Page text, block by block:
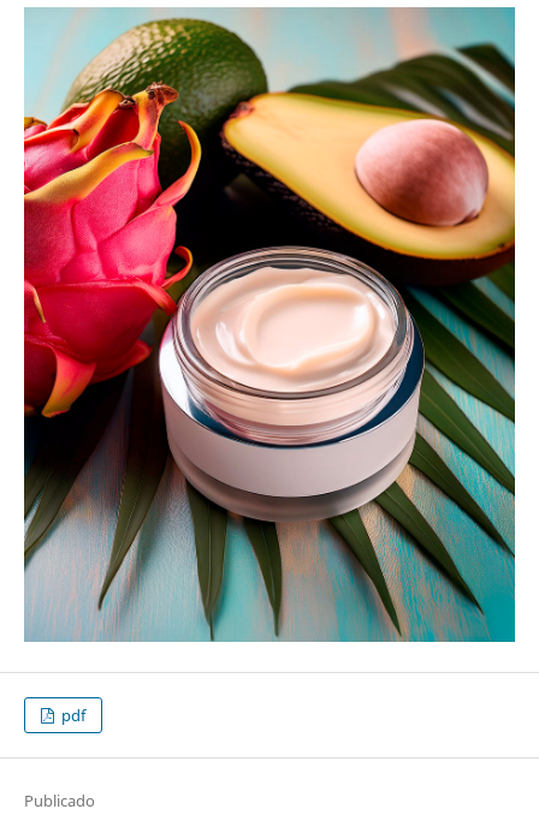
pdf
Publicado